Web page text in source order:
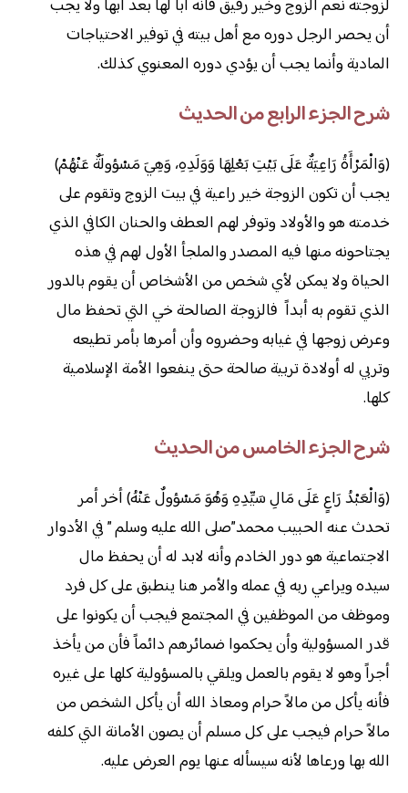
لزوجته نعم الزوج وخير رفيق فأنه أباً لها بعد أبها ولا يجب
أن يحصر الرجل دوره مع أهل بيته في توفير الاحتياجات
المادية وأنما يجب أن يؤدي دوره المعنوي كذلك.
شرح الجزء الرابع من الحديث
(وَالْمَرْأَةُ رَاعِيَةٌ عَلَى بَيْتِ بَعْلِهَا وَوَلَدِهِ، وَهِيَ مَسْؤولَةٌ عَنْهُمْ)
يجب أن تكون الزوجة خير راعية في بيت الزوج وتقوم على
خدمته هو والأولاد وتوفر لهم العطف والحنان الكافي الذي
يجتاحونه منها فيه المصدر والملجأ الأول لهم في هذه
الحياة ولا يمكن لأي شخص من الأشخاص أن يقوم بالدور
الذي تقوم به أبداً فالزوجة الصالحة خي التي تحفظ مال
وعرض زوجها في غيابه وحضروه وأن أمرها بأمر تطيعه
وتربي له أولادة تربية صالحة حتى ينفعوا الأمة الإسلامية
كلها.
شرح الجزء الخامس من الحديث
(وَالْعَبْدُ رَاعٍ عَلَى مَالِ سَيِّدِهِ وَهُوَ مَسْؤولٌ عَنْهُ) أخر أمر
تحدث عنه الحبيب محمد”صلى الله عليه وسلم ” في الأدوار
الاجتماعية هو دور الخادم وأنه لابد له أن يحفظ مال
سيده ويراعي ربه في عمله والأمر هنا ينطبق على كل فرد
وموظف من الموظفين في المجتمع فيجب أن يكونوا على
قدر المسؤولية وأن يحكموا ضمائرهم دائماً فأن من يأخذ
أجراً وهو لا يقوم بالعمل ويلقي بالمسؤولية كلها على غيره
فأنه يأكل من مالاً حرام ومعاذ الله أن يأكل الشخص من
مالاً حرام فيجب على كل مسلم أن يصون الأمانة التي كلفه
الله بها ورعاها لأنه سيسأله عنها يوم العرض عليه.